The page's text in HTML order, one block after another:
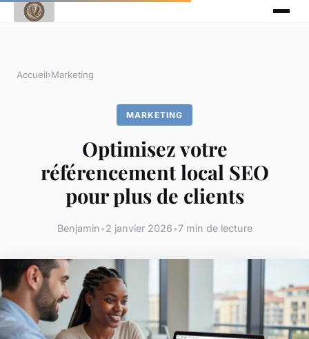
Accueil›Marketing
MARKETING
Optimisez votre
référencement local SEO
pour plus de clients
Benjamin•2 janvier 2026•7 min de lecture